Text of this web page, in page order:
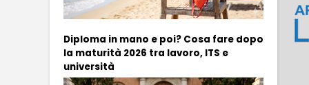
Diploma in mano e poi? Cosa fare dopo
la maturità 2026 tra lavoro, ITS e
università